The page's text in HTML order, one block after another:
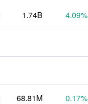
1.74B 4.09%
68.81M 0.17%